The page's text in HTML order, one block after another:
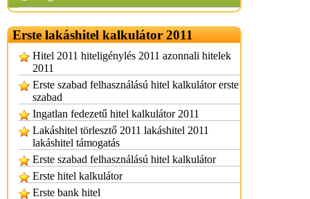
Erste lakáshitel kalkulátor 2011
Hitel 2011 hiteligénylés 2011 azonnali hitelek
2011
Erste szabad felhasználású hitel kalkulátor erste
szabad
Ingatlan fedezetű hitel kalkulátor 2011
Lakáshitel törlesztő 2011 lakáshitel 2011
lakáshitel támogatás
Erste szabad felhasználású hitel kalkulátor
Erste hitel kalkulátor
Erste bank hitel